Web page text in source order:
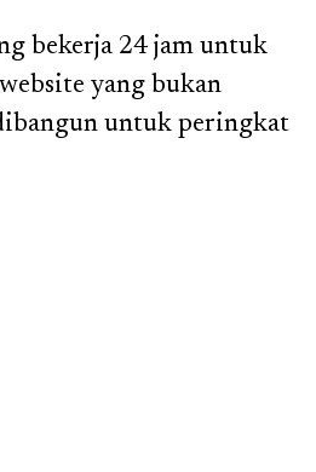
bekerja 24 jam untuk
yang bukan
untuk peringkat